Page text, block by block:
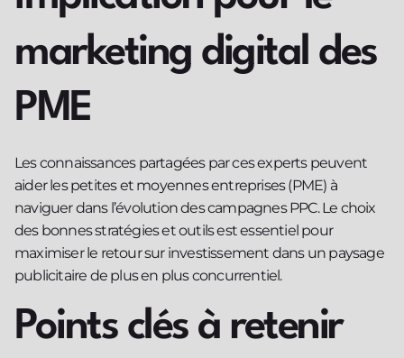
marketing digital des
PME
Les connaissances partagées par ces experts peuvent
aider les petites et moyennes entreprises (PME) à
naviguer dans l’évolution des campagnes PPC. Le choix
des bonnes stratégies et outils est essentiel pour
maximiser le retour sur investissement dans un paysage
publicitaire de plus en plus concurrentiel.
Points clés à retenir